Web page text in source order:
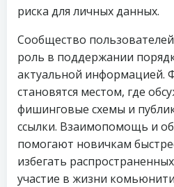
риска для личных данных.
Сообщество
роль в поддержании
актуальной информацией.
становятся местом, где
фишинговые схемы и
ссылки. Взаимопомощь и
помогают новичкам
избегать
участие в жизни